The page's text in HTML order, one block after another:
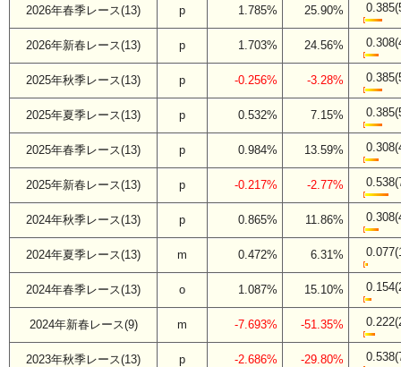
2026年春季レース(13) p 1.785% 25.90%
2026年新春レース(13) p 1.703% 24.56%
2025年秋季レース(13) p -0.256% -3.28%
2025年夏季レース(13) p 0.532% 7.15%
2025年春季レース(13) p 0.984% 13.59%
2025年新春レース(13) p -0.217% -2.77%
2024年秋季レース(13) p 0.865% 11.86%
2024年夏季レース(13) m 0.472% 6.31%
2024年春季レース(13) o 1.087% 15.10%
2024年新春レース(9) m -7.693% -51.35%
2023年秋季レース(13) p -2.686% -29.80%